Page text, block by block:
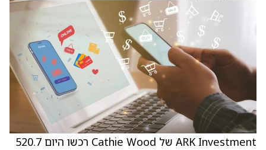
ARK Investment של Cathie Wood רכשו היום 520.7